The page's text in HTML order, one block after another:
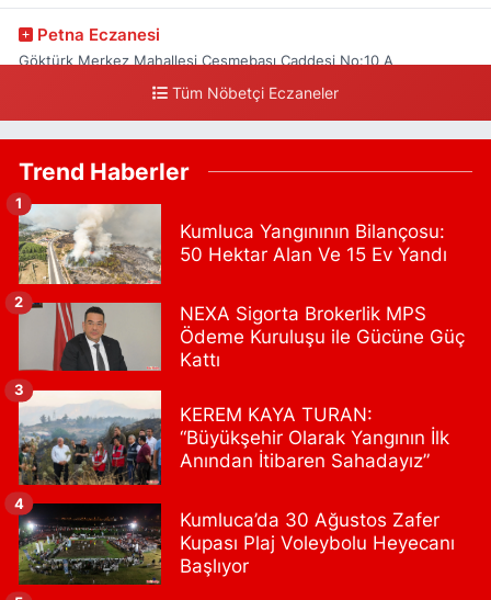
Petna Eczanesi
Göktürk Merkez Mahallesi Çeşmebaşı Caddesi No:10 A
0 (212) 360 18 23 Yol Tarifi Al
Karlıktepe Mahallesi Soğanlık Caddesi No:34 A
0 (216) 504 24 53
Bulvar Eczanesi
Ahmet Yesevi Mahallesi Abbas Medeni Sokak 17 A Çiftlik
köprüsünü geçtikten sonra Harman Mobilya arkası, Tulumba
mevki, ECZANELER BÖLGESİ (GÜNEŞ, BULVAR, ÇİĞDEM, DEVA
ECZANELERİ) eski gazi sağlık o
0 (216) 208 59 51
Halıcıoğlu Eczanesi
Halıcıoğlu Mahallesi Tunç Sokak 1 A Çıksalın,Alev Ofluoğlu Semt
Konağı yanı
0 (212) 369 45 49 Yol Tarifi Al
Anka Eczanesi
Tüm Nöbetçi Eczaneler
Trend Haberler
Kumluca Yangınının Bilançosu:
50 Hektar Alan Ve 15 Ev Yandı
1
NEXA Sigorta Brokerlik MPS
Ödeme Kuruluşu ile Gücüne Güç
Kattı
2
KEREM KAYA TURAN:
“Büyükşehir Olarak Yangının İlk
Anından İtibaren Sahadayız”
3
Kumluca’da 30 Ağustos Zafer
Kupası Plaj Voleybolu Heyecanı
Başlıyor
4